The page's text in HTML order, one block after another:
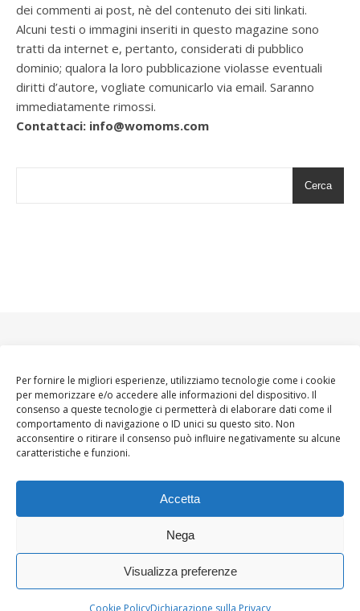
Per fornire le migliori esperienze, utilizziamo tecnologie come i cookie
per memorizzare e/o accedere alle informazioni del dispositivo. Il
consenso a queste tecnologie ci permetterà di elaborare dati come il
comportamento di navigazione o ID unici su questo sito. Non
acconsentire o ritirare il consenso può influire negativamente su alcune
caratteristiche e funzioni.
Accetta
Nega
Visualizza preferenze
Cookie PolicyDichiarazione sulla Privacy
dei commenti ai post, nè del contenuto dei siti linkati.
Alcuni testi o immagini inseriti in questo magazine sono
tratti da internet e, pertanto, considerati di pubblico
dominio; qualora la loro pubblicazione violasse eventuali
diritti d’autore, vogliate comunicarlo via email. Saranno
immediatamente rimossi.
Contattaci: info@womoms.com
Cerca
About
Royal